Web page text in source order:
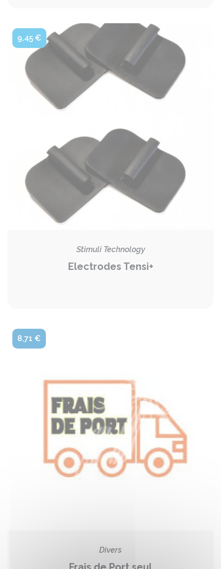
9,45 €
Stimuli Technology
Electrodes Tensi+
8,71 €
Divers